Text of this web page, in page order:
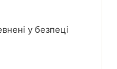
у безпеці